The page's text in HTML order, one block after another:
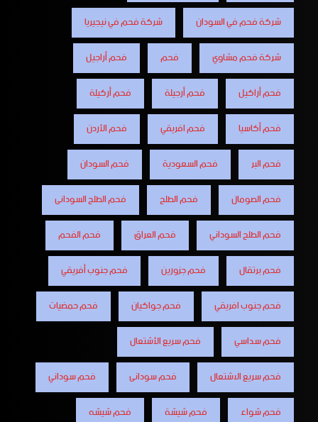
شركة فحم في السودان
شركة فحم في نيجيريا
شركة فحم مشاوي
فحم
فحم أراجيل
فحم أراكيل
فحم أرجيلة
فحم أركيلة
فحم أكاسيا
فحم افريقي
فحم الأردن
فحم البر
فحم السعودية
فحم السودان
فحم الصومال
فحم الطلح
فحم الطلح السودانى
فحم الطلح السوداني
فحم العراق
فحم الفحم
فحم برتقال
فحم جزورين
فحم جنوب أفريقي
فحم جنوب افريقي
فحم جواكيان
فحم حمضيات
فحم سداسي
فحم سريع الأشتعال
فحم سريع الاشتعال
فحم سودانى
فحم سوداني
فحم شواء
فحم شيشة
فحم شيشه